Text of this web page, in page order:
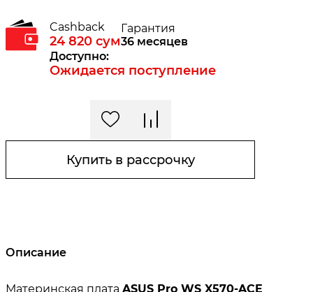
Cashback
24 820 сум
Гарантия
36 месяцев
Доступно:
Ожидается поступление
Купить в рассрочку
Описание